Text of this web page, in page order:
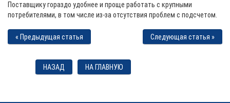
Поставщику гораздо удобнее и проще работать с крупными
потребителями, в том числе из-за отсутствия проблем с подсчетом.
« Предыдущая статья Следующая статья »
НАЗАД НА ГЛАВНУЮ